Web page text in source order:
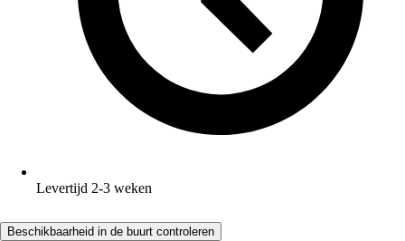
Levertijd 2-3 weken
Beschikbaarheid in de buurt controleren